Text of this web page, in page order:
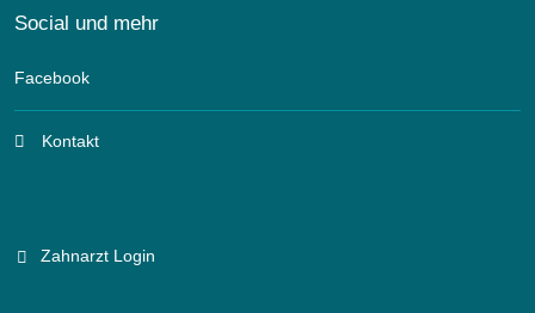
Social und mehr
Facebook
Kontakt
Zahnarzt Login